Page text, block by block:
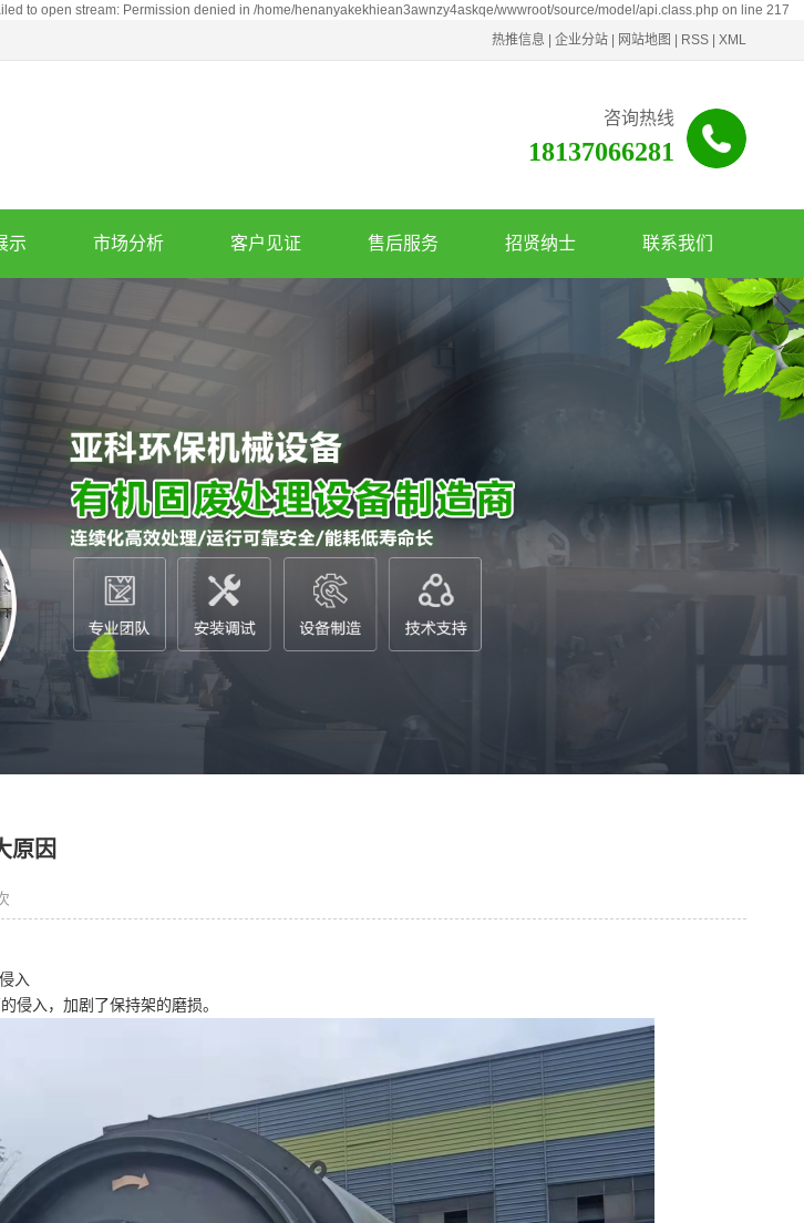
to open stream: Permission denied in /home/henanyakekhiean3awnzy4askqe/wwwroot/source/model/api.class.php on line 217
热推信息 企业分站 网站地图 RSS XML
咨询热线
18137066281
示 市场分析
同行竞争分析
客户见证 售后服务 招贤纳士 联系我们
联系我们
原因
入
入，加剧了保持架的磨损。